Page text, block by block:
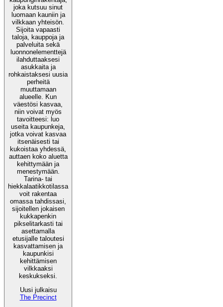
joka kutsuu sinut
luomaan kauniin ja
vilkkaan yhteisön.
Sijoita vapaasti
taloja, kauppoja ja
palveluita sekä
luonnonelementtejä
ilahduttaaksesi
asukkaita ja
rohkaistaksesi uusia
perheitä
muuttamaan
alueelle. Kun
väestösi kasvaa,
niin voivat myös
tavoitteesi: luo
useita kaupunkeja,
jotka voivat kasvaa
itsenäisesti tai
kukoistaa yhdessä,
auttaen koko aluetta
kehittymään ja
menestymään.
Tarina- tai
hiekkalaatikkotilassa
voit rakentaa
omassa tahdissasi,
sijoitellen jokaisen
kukkapenkin
pikselitarkasti tai
asettamalla
etusijalle taloutesi
kasvattamisen ja
kaupunkisi
kehittämisen
vilkkaaksi
keskukseksi.
Uusi julkaisu
The Precinct